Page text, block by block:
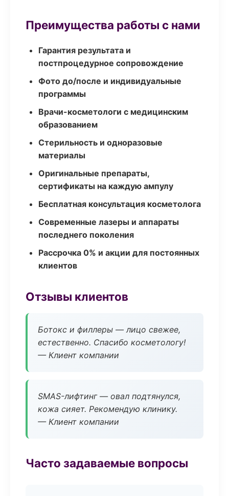
Преимущества работы с нами
Гарантия результата и
постпроцедурное сопровождение
Фото до/после и индивидуальные
программы
Врачи-косметологи с медицинским
образованием
Стерильность и одноразовые
материалы
Оригинальные препараты,
сертификаты на каждую ампулу
Бесплатная консультация косметолога
Современные лазеры и аппараты
последнего поколения
Рассрочка 0% и акции для постоянных
клиентов
Отзывы клиентов
Ботокс и филлеры — лицо свежее,
естественно. Спасибо косметологу!
— Клиент компании
SMAS-лифтинг — овал подтянулся,
кожа сияет. Рекомендую клинику.
— Клиент компании
Часто задаваемые вопросы